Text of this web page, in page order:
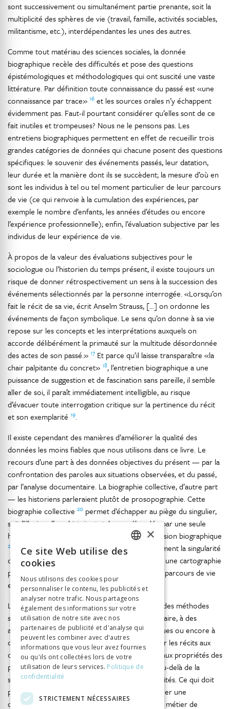
sont successivement ou simultanément partie prenante, soit la
multiplicité des sphères de vie (travail, famille, activités sociables,
militantisme, etc.), interdépendantes les unes des autres.
Comme tout matériau des sciences sociales, la donnée
biographique recèle des difficultés et pose des questions
épistémologiques et méthodologiques qui ont suscité une vaste
littérature. Par définition toute connaissance du passé est «une
connaissance par trace» 16 et les sources orales n’y échappent
évidemment pas. Faut-il pourtant considérer qu’elles sont de ce
fait inutiles et trompeuses? Nous ne le pensons pas. Les
entretiens biographiques permettent en effet de recueillir trois
grandes catégories de données qui chacune posent des questions
spécifiques: le souvenir des événements passés, leur datation,
leur durée et la manière dont ils se succèdent; la mesure d’où en
sont les individus à tel ou tel moment particulier de leur parcours
de vie (ce qui renvoie à la cumulation des expériences, par
exemple le nombre d’enfants, les années d’études ou encore
l’expérience professionnelle); enfin, l’évaluation subjective par les
individus de leur expérience de vie.
À propos de la valeur des évaluations subjectives pour le
sociologue ou l’historien du temps présent, il existe toujours un
risque de donner rétrospectivement un sens à la succession des
événements sélectionnés par la personne interrogée. «Lorsqu’on
fait le récit de sa vie, écrit Anselm Strauss, [...] on ordonne les
événements de façon symbolique. Le sens qu’on donne à sa vie
repose sur les concepts et les interprétations auxquels on
accorde délibérément la primauté sur la multitude désordonnée
des actes de son passé.» 17 Et parce qu’il laisse transparaître «la
chair palpitante du concret» 18, l’entretien biographique a une
puissance de suggestion et de fascination sans pareille, il semble
aller de soi, il paraît immédiatement intelligible, au risque
d’évacuer toute interrogation critique sur la pertinence du récit
et son exemplarité 19.
Il existe cependant des manières d’améliorer la qualité des
données les moins fiables que nous utilisons dans ce livre. Le
recours d’une part à des données objectives du présent — par la
confrontation des paroles aux situations observées, et du passé,
par l’analyse documentaire. La biographie collective, d’autre part
— les historiens parleraient plutôt de prosopographie. Cette
biographie collective 20 permet d’échapper au piège du singulier,
soit l’illusion d’une histoire totale appréhendée par une seule
histoire de vie que Pierre Bourdieu nomme l’illusion biographique
21
. D’où l’importance de réinscrire systématiquement la singularité
des trajectoires observées qualitativement dans une cartographie
plus large esquissant les itinéraires possibles, les parcours de vie
effectivement empruntés.
Les chapitres que l’on va lire, qu’ils recourent à des méthodes
séquentielles à partir des données du questionnaire, à des
analyses thématiques des entretiens biographiques ou encore à
des portraits, ont pour point commun d’articuler les récits aux
contextes auxquels ils se réfèrent aussi bien qu’aux propriétés des
personnes interrogées, faisant ainsi entrevoir, au-delà de la
singularité des itinéraires individuels, des régularités. Ce qui doit
permettre, du moins l’espérons-nous, d’approcher une
compréhension globale de l’engagement dans le métier de
ITALIAN
×
Ce site Web utilise des
cookies
Nous utilisons des cookies pour
personnaliser le contenu, les publicités et
analyser notre trafic. Nous partageons
également des informations sur votre
utilisation de notre site avec nos
partenaires de publicité et d'analyse qui
peuvent les combiner avec d'autres
informations que vous leur avez fournies
ou qu'ils ont collectées lors de votre
utilisation de leurs services. Politique de
confidentialité
STRICTEMENT NÉCESSAIRES